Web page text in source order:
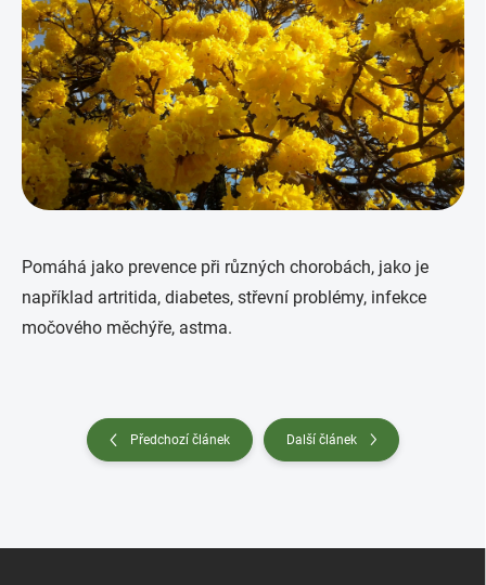
Pomáhá jako prevence při různých chorobách, jako je
například artritida, diabetes, střevní problémy, infekce
močového měchýře, astma.
Předchozí článek Další článek